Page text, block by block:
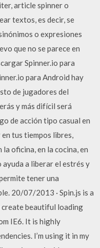
article spinner o
textos, es decir, se
o expresiones
que no se parece en
Spinner.io para
para Android hay
de jugadores del
y más difícil será
de acción tipo casual en
tus tiempos libres,
la oficina, en la cocina, en
a liberar el estrés y
tener una
20/07/2013 · Spin.js is a
beautiful loading
IE6. It is highly
I’m using it in my